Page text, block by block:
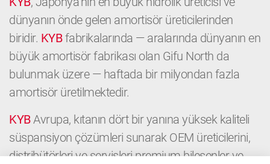
dünyanın önde gelen amortisör üreticilerinden
biridir. KYBfabrikalarında — aralarında dünyanın en
büyük amortisör fabrikası olan Gifu North da
bulunmak üzere — haftada bir milyondan fazla
amortisör üretilmektedir.
KYBAvrupa, kıtanın dört bir yanına yüksek kaliteli
süspansiyon çözümleri sunarak OEM üreticilerini,
distribütörleri ve servisleri premium bileşenler ve